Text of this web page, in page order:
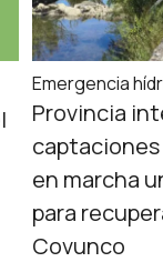
Emergencia
Provincia
en marcha
para
Covunco